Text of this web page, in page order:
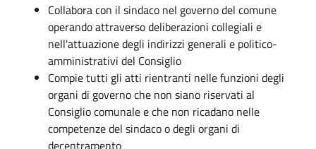
Collabora con il sindaco nel governo del comune
operando attraverso deliberazioni collegiali e
nell'attuazione degli indirizzi generali e politico-
amministrativi del Consiglio
Compie tutti gli atti rientranti nelle funzioni degli
organi di governo che non siano riservati al
Consiglio comunale e che non ricadano nelle
competenze del sindaco o degli organi di
decentramento